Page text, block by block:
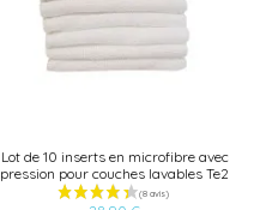
Lot de 10 inserts en microfibre avec
pression pour couches lavables Te2